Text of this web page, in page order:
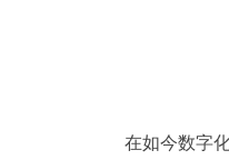
在如今数字